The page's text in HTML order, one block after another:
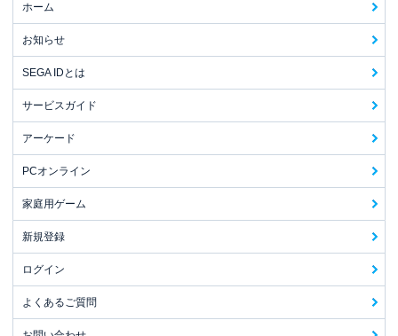
ホーム
お知らせ
SEGA IDとは
サービスガイド
アーケード
PCオンライン
家庭用ゲーム
新規登録
ログイン
よくあるご質問